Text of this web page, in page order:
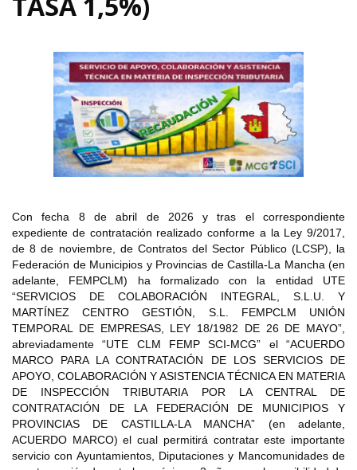
Con fecha 8 de abril de 2026 y tras el correspondiente
expediente de contratación realizado conforme a la Ley 9/2017,
de 8 de noviembre, de Contratos del Sector Público (LCSP), la
Federación de Municipios y Provincias de Castilla-La Mancha (en
adelante, FEMPCLM) ha formalizado con la entidad UTE
“SERVICIOS DE COLABORACIÓN INTEGRAL, S.L.U. Y
MARTÍNEZ CENTRO GESTIÓN, S.L. FEMPCLM UNIÓN
TEMPORAL DE EMPRESAS, LEY 18/1982 DE 26 DE MAYO”,
abreviadamente “UTE CLM FEMP SCI-MCG” el “ACUERDO
MARCO PARA LA CONTRATACIÓN DE LOS SERVICIOS DE
APOYO, COLABORACIÓN Y ASISTENCIA TÉCNICA EN MATERIA
DE INSPECCIÓN TRIBUTARIA POR LA CENTRAL DE
CONTRATACIÓN DE LA FEDERACIÓN DE MUNICIPIOS Y
PROVINCIAS DE CASTILLA-LA MANCHA” (en adelante,
ACUERDO MARCO) el cual permitirá contratar este importante
servicio con Ayuntamientos, Diputaciones y Mancomunidades de